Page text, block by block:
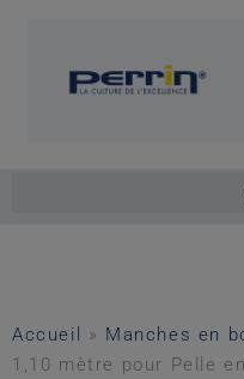
Accueil » Manches en
1,10 mètre pour Pelle